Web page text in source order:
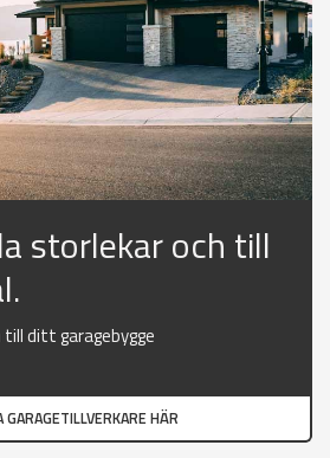
storlekar och till
ditt garagebygge
GARAGETILLVERKARE HÄR